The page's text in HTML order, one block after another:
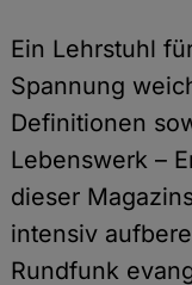
Ein Lehrstuhl
Spannung
Definitionen
Lebenswerk –
dieser
intensiv
Rundfunk